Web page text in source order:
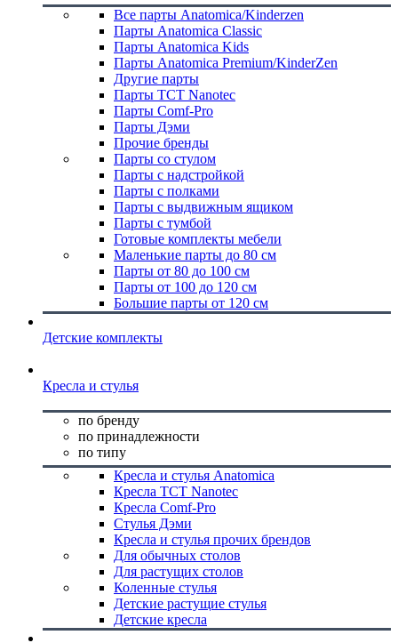
Все парты Anatomica/Kinderzen
Парты Anatomica Classic
Парты Anatomica Kids
Парты Anatomica Premium/KinderZen
Другие парты
Парты TCT Nanotec
Парты Comf-Pro
Парты Дэми
Прочие бренды
Парты со стулом
Парты с надстройкой
Парты с полками
Парты с выдвижным ящиком
Парты с тумбой
Готовые комплекты мебели
Маленькие парты до 80 см
Парты от 80 до 100 см
Парты от 100 до 120 см
Большие парты от 120 см
Детские комплекты
Кресла и стулья
по бренду
по принадлежности
по типу
Кресла и стулья Anatomica
Кресла TCT Nanotec
Кресла Comf-Pro
Стулья Дэми
Кресла и стулья прочих брендов
Для обычных столов
Для растущих столов
Коленные стулья
Детские растущие стулья
Детские кресла